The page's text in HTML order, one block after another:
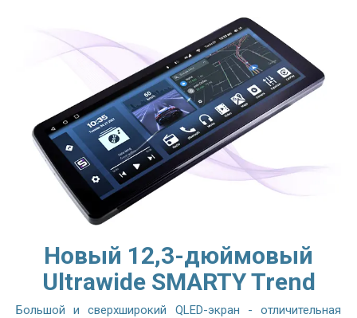
Новый 12,3-дюймовый
Ultrawide SMARTY Trend
Большой и сверхширокий QLED-экран - отличительная